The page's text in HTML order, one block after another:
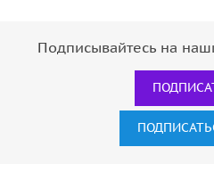
Подписывайтесь на